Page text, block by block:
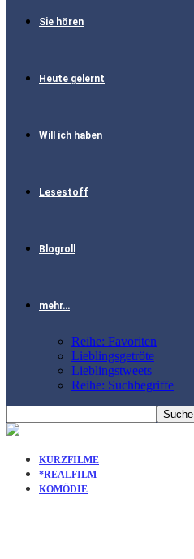
Sie hören
Heute gelernt
Will ich haben
Lesestoff
Blogroll
mehr…
Reihe: Favoriten
Lieblingsgetröte
Lieblingstweets
Reihe: Suchbegriffe
KURZFILME
*REALFILM
KOMÖDIE